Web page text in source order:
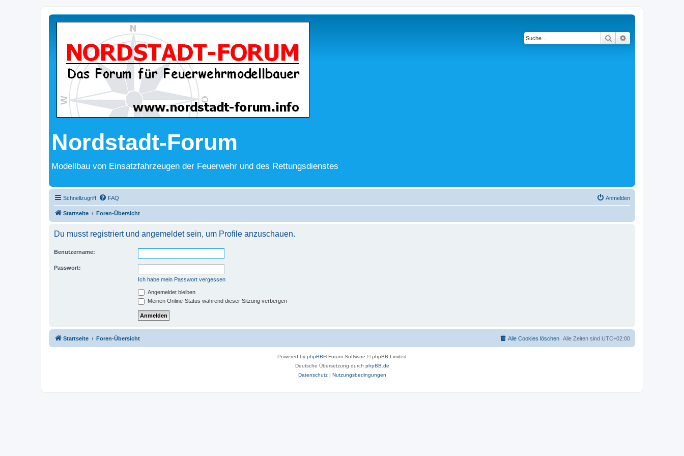
Nordstadt-Forum
Modellbau von Einsatzfahrzeugen der Feuerwehr und des Rettungsdienstes
Suche
Schnellzugriff FAQ Anmelden
Startseite Foren-Übersicht
Du musst registriert und angemeldet sein, um Profile anzuschauen.
Benutzername:
Passwort:
Ich habe mein Passwort vergessen
Angemeldet bleiben
Meinen Online-Status während dieser Sitzung verbergen
Startseite Foren-Übersicht Alle Zeiten sind UTC+02:00
Alle Cookies löschen
Powered by phpBB® Forum Software © phpBB Limited
Deutsche Übersetzung durch phpBB.de
Datenschutz| Nutzungsbedingungen